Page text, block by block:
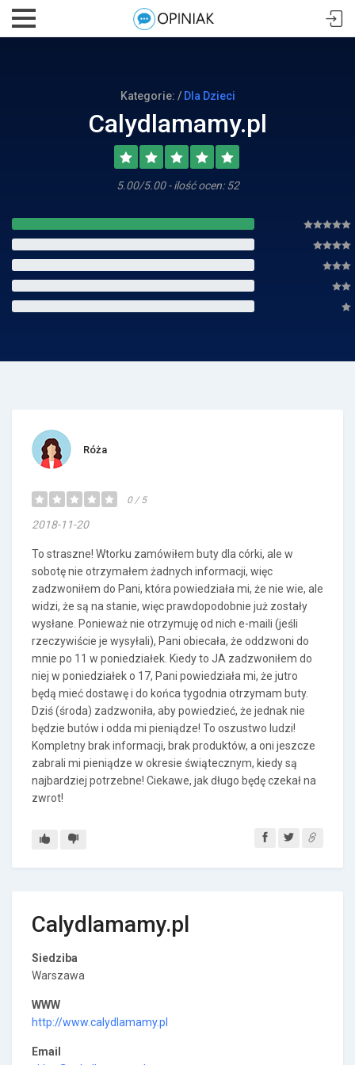
Kategorie: / Dla Dzieci
Calydlamamy.pl
5.00/5.00 - ilość ocen: 52
Róża
0 / 5
2018-11-20
To straszne! Wtorku zamówiłem buty dla córki, ale w
sobotę nie otrzymałem żadnych informacji, więc
zadzwoniłem do Pani, która powiedziała mi, że nie wie, ale
widzi, że są na stanie, więc prawdopodobnie już zostały
wysłane. Ponieważ nie otrzymuję od nich e-maili (jeśli
rzeczywiście je wysyłali), Pani obiecała, że oddzwoni do
mnie po 11 w poniedziałek. Kiedy to JA zadzwoniłem do
niej w poniedziałek o 17, Pani powiedziała mi, że jutro
będą mieć dostawę i do końca tygodnia otrzymam buty.
Dziś (środa) zadzwoniła, aby powiedzieć, że jednak nie
będzie butów i odda mi pieniądze! To oszustwo ludzi!
Kompletny brak informacji, brak produktów, a oni jeszcze
zabrali mi pieniądze w okresie świątecznym, kiedy są
najbardziej potrzebne! Ciekawe, jak długo będę czekał na
zwrot!
Calydlamamy.pl
Siedziba
Warszawa
WWW
http://www.calydlamamy.pl
Email